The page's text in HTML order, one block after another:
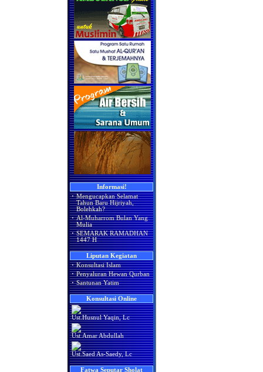
Informasi!
· Mengucapkan Selamat
Tahun Baru Hijriyah,
Bolehkah?
· Al-Muharrom Bulan Yang
Mulia
· SEMARAK RAMADHAN
1447 H
Liputan Kegiatan
· Konsultasi Islam
· Penyaluran Hewan Qurban
· Santunan Yatim
Konsultasi Online
Ust.Husnul Yaqin, Lc
Ust.Amar Abdullah
Ust.Saed As-Saedy, Lc
Fatwa Seputar Sholat